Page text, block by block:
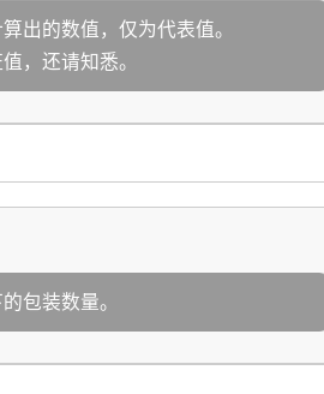
出的数值，仅为代表值。
，还请知悉。
包装数量。